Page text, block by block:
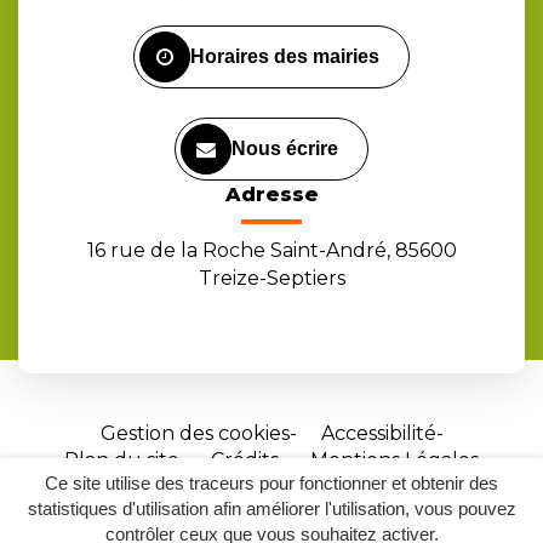
Ce site utilise des traceurs pour fonctionner et obtenir des
statistiques d'utilisation afin améliorer l'utilisation, vous pouvez
contrôler ceux que vous souhaitez activer.
Horaires des mairies
Nous écrire
Adresse
16 rue de la Roche Saint-André, 85600
Treize-Septiers
Gestion des cookies
Accessibilité
Plan du site
Crédits
Mentions Légales
Site
réalisé